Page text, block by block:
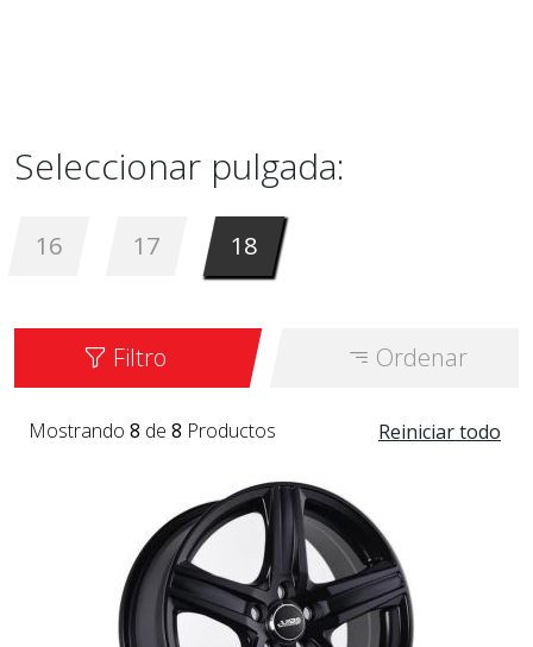
Seleccionar pulgada:
16 17 18
Filtro Ordenar
Reiniciar todo
Mostrando 8 de 8 Productos